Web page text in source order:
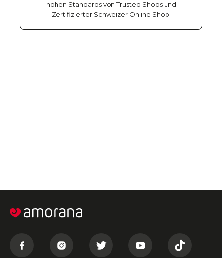
hohen Standards von Trusted Shops und
Zertifizierter Schweizer Online Shop.